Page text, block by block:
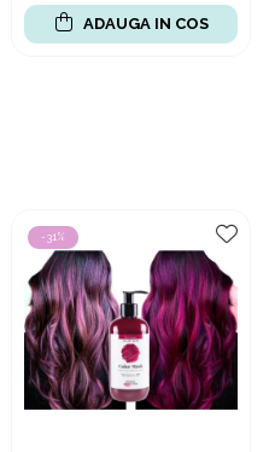
ADAUGA IN COS
-31%